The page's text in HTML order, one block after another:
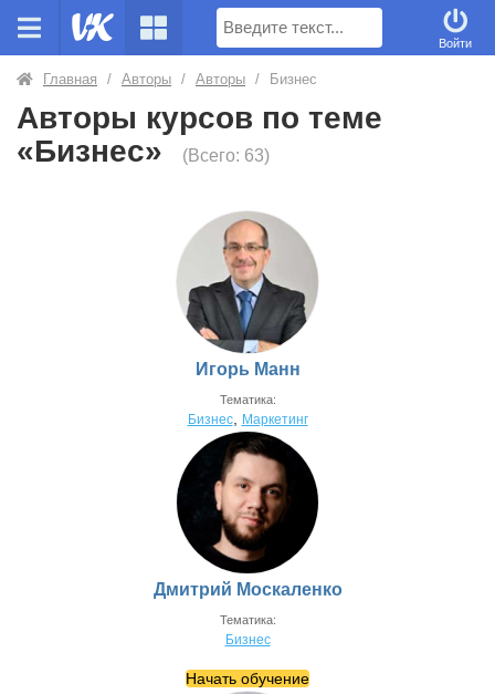
Поиск
Войти
Главная / Авторы / Авторы / Бизнес
Авторы курсов по теме
«Бизнес»
(Всего: 63)
Игорь Манн
Тематика:
Бизнес, Маркетинг
Дмитрий Москаленко
Тематика:
Бизнес
Начать обучение